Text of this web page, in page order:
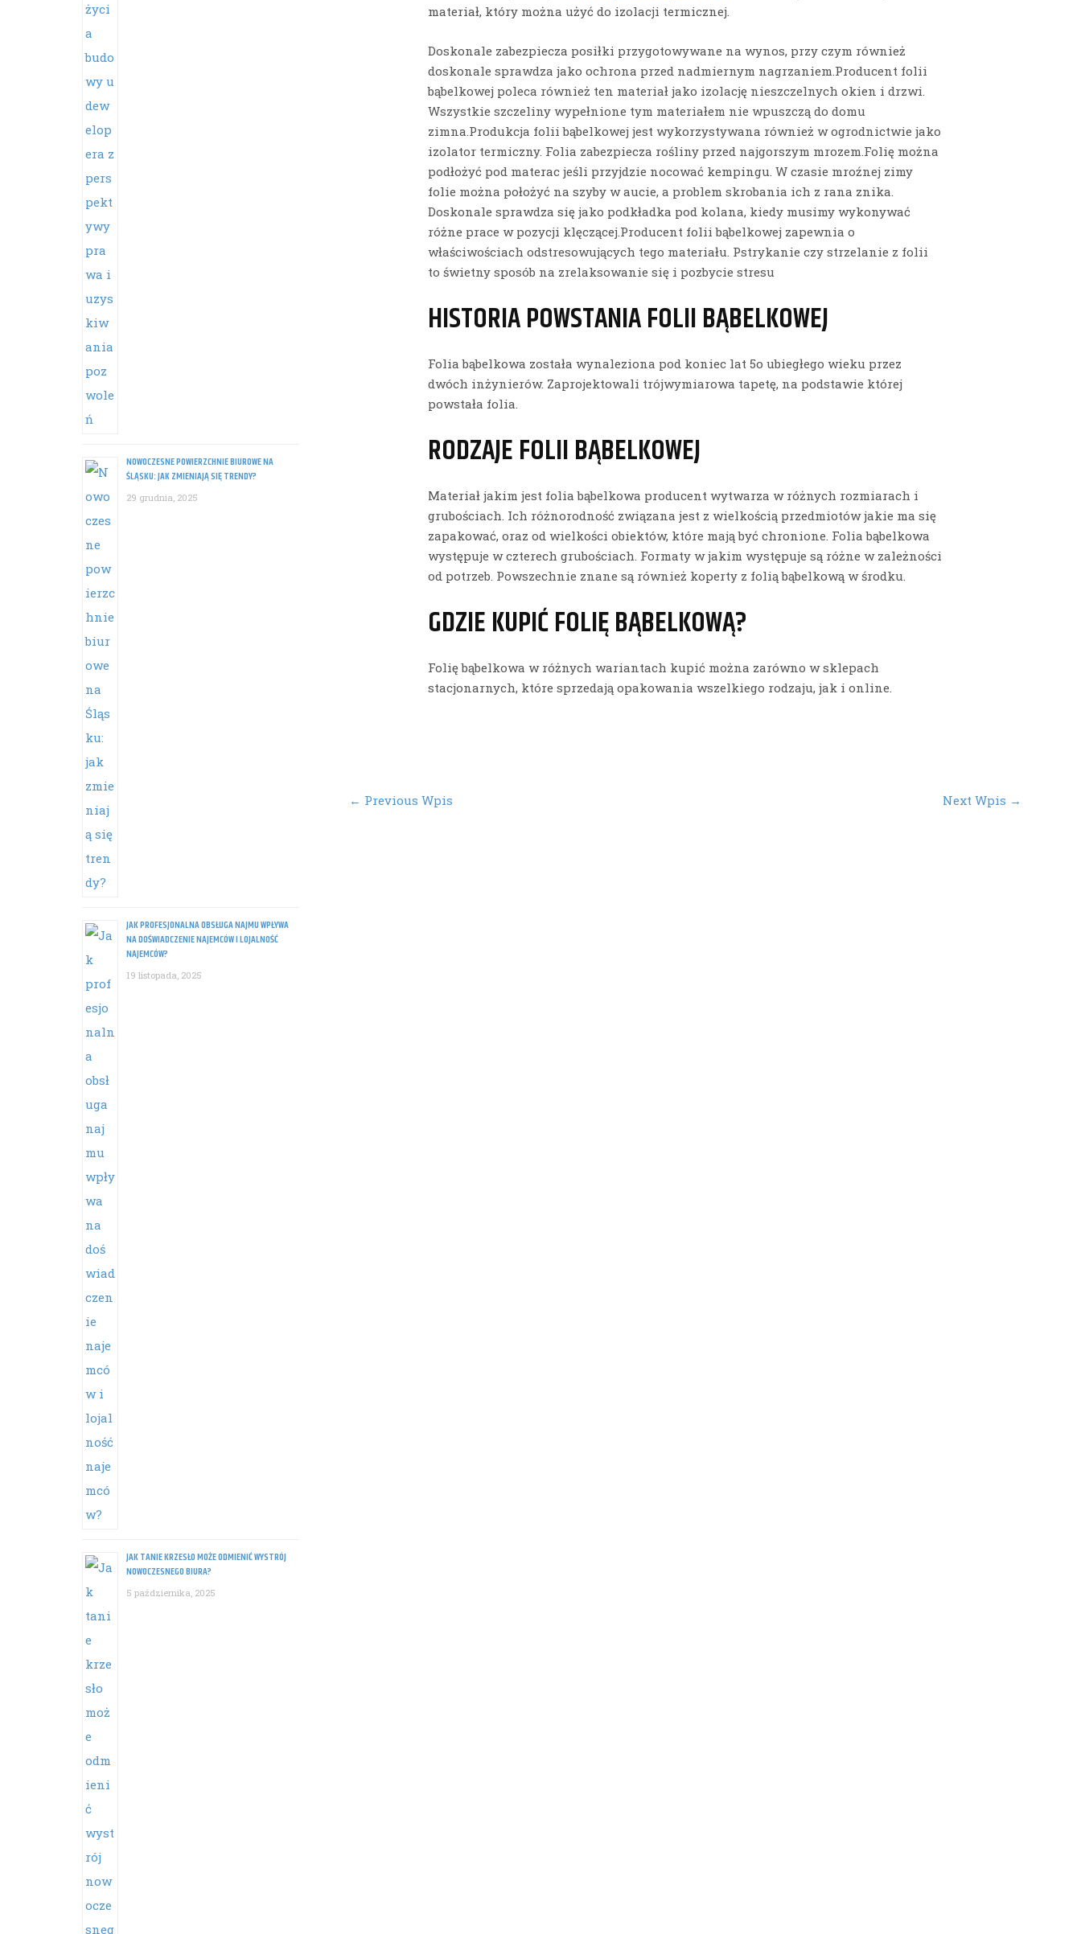
NOWOCZESNE POWIERZCHNIE BIUROWE NA
ŚLĄSKU: JAK ZMIENIAJĄ SIĘ TRENDY?
29 grudnia, 2025
JAK PROFESJONALNA OBSŁUGA NAJMU WPŁYWA
NA DOŚWIADCZENIE NAJEMCÓW I LOJALNOŚĆ
NAJEMCÓW?
19 listopada, 2025
JAK TANIE KRZESŁO MOŻE ODMIENIĆ WYSTRÓJ
NOWOCZESNEGO BIURA?
5 października, 2025
materiał, który można użyć do izolacji termicznej.
Doskonale zabezpiecza posiłki przygotowywane na wynos, przy czym również
doskonale sprawdza jako ochrona przed nadmiernym nagrzaniem.Producent folii
bąbelkowej poleca również ten materiał jako izolację nieszczelnych okien i drzwi.
Wszystkie szczeliny wypełnione tym materiałem nie wpuszczą do domu
zimna.Produkcja folii bąbelkowej jest wykorzystywana również w ogrodnictwie jako
izolator termiczny. Folia zabezpiecza rośliny przed najgorszym mrozem.Folię można
podłożyć pod materac jeśli przyjdzie nocować kempingu. W czasie mroźnej zimy
folie można położyć na szyby w aucie, a problem skrobania ich z rana znika.
Doskonale sprawdza się jako podkładka pod kolana, kiedy musimy wykonywać
różne prace w pozycji klęczącej.Producent folii bąbelkowej zapewnia o
właściwościach odstresowujących tego materiału. Pstrykanie czy strzelanie z folii
to świetny sposób na zrelaksowanie się i pozbycie stresu
HISTORIA POWSTANIA FOLII BĄBELKOWEJ
Folia bąbelkowa została wynaleziona pod koniec lat 5o ubiegłego wieku przez
dwóch inżynierów. Zaprojektowali trójwymiarowa tapetę, na podstawie której
powstała folia.
RODZAJE FOLII BĄBELKOWEJ
Materiał jakim jest folia bąbelkowa producent wytwarza w różnych rozmiarach i
grubościach. Ich różnorodność związana jest z wielkością przedmiotów jakie ma się
zapakować, oraz od wielkości obiektów, które mają być chronione. Folia bąbelkowa
występuje w czterech grubościach. Formaty w jakim występuje są różne w zależności
od potrzeb. Powszechnie znane są również koperty z folią bąbelkową w środku.
GDZIE KUPIĆ FOLIĘ BĄBELKOWĄ?
Folię bąbelkowa w różnych wariantach kupić można zarówno w sklepach
stacjonarnych, które sprzedają opakowania wszelkiego rodzaju, jak i online.
Post
← Previous Wpis Next Wpis →